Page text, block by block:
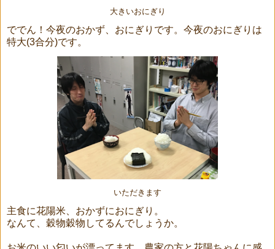
大きいおにぎり
ででん！今夜のおかず、おにぎりです。今夜のおにぎりは
特大(3合分)です。
いただきます
主食に花陽米、おかずにおにぎり。
なんて、穀物穀物してるんでしょうか。